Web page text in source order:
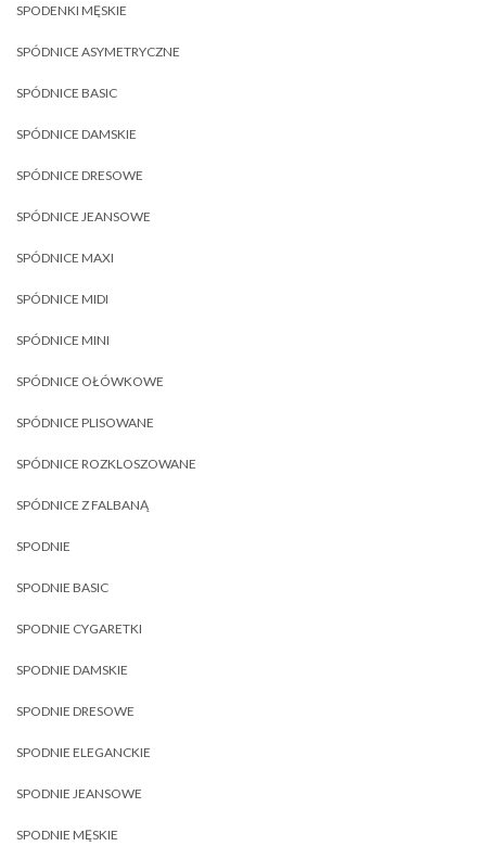
SPODENKI MĘSKIE
SPÓDNICE ASYMETRYCZNE
SPÓDNICE BASIC
SPÓDNICE DAMSKIE
SPÓDNICE DRESOWE
SPÓDNICE JEANSOWE
SPÓDNICE MAXI
SPÓDNICE MIDI
SPÓDNICE MINI
SPÓDNICE OŁÓWKOWE
SPÓDNICE PLISOWANE
SPÓDNICE ROZKLOSZOWANE
SPÓDNICE Z FALBANĄ
SPODNIE
SPODNIE BASIC
SPODNIE CYGARETKI
SPODNIE DAMSKIE
SPODNIE DRESOWE
SPODNIE ELEGANCKIE
SPODNIE JEANSOWE
SPODNIE MĘSKIE